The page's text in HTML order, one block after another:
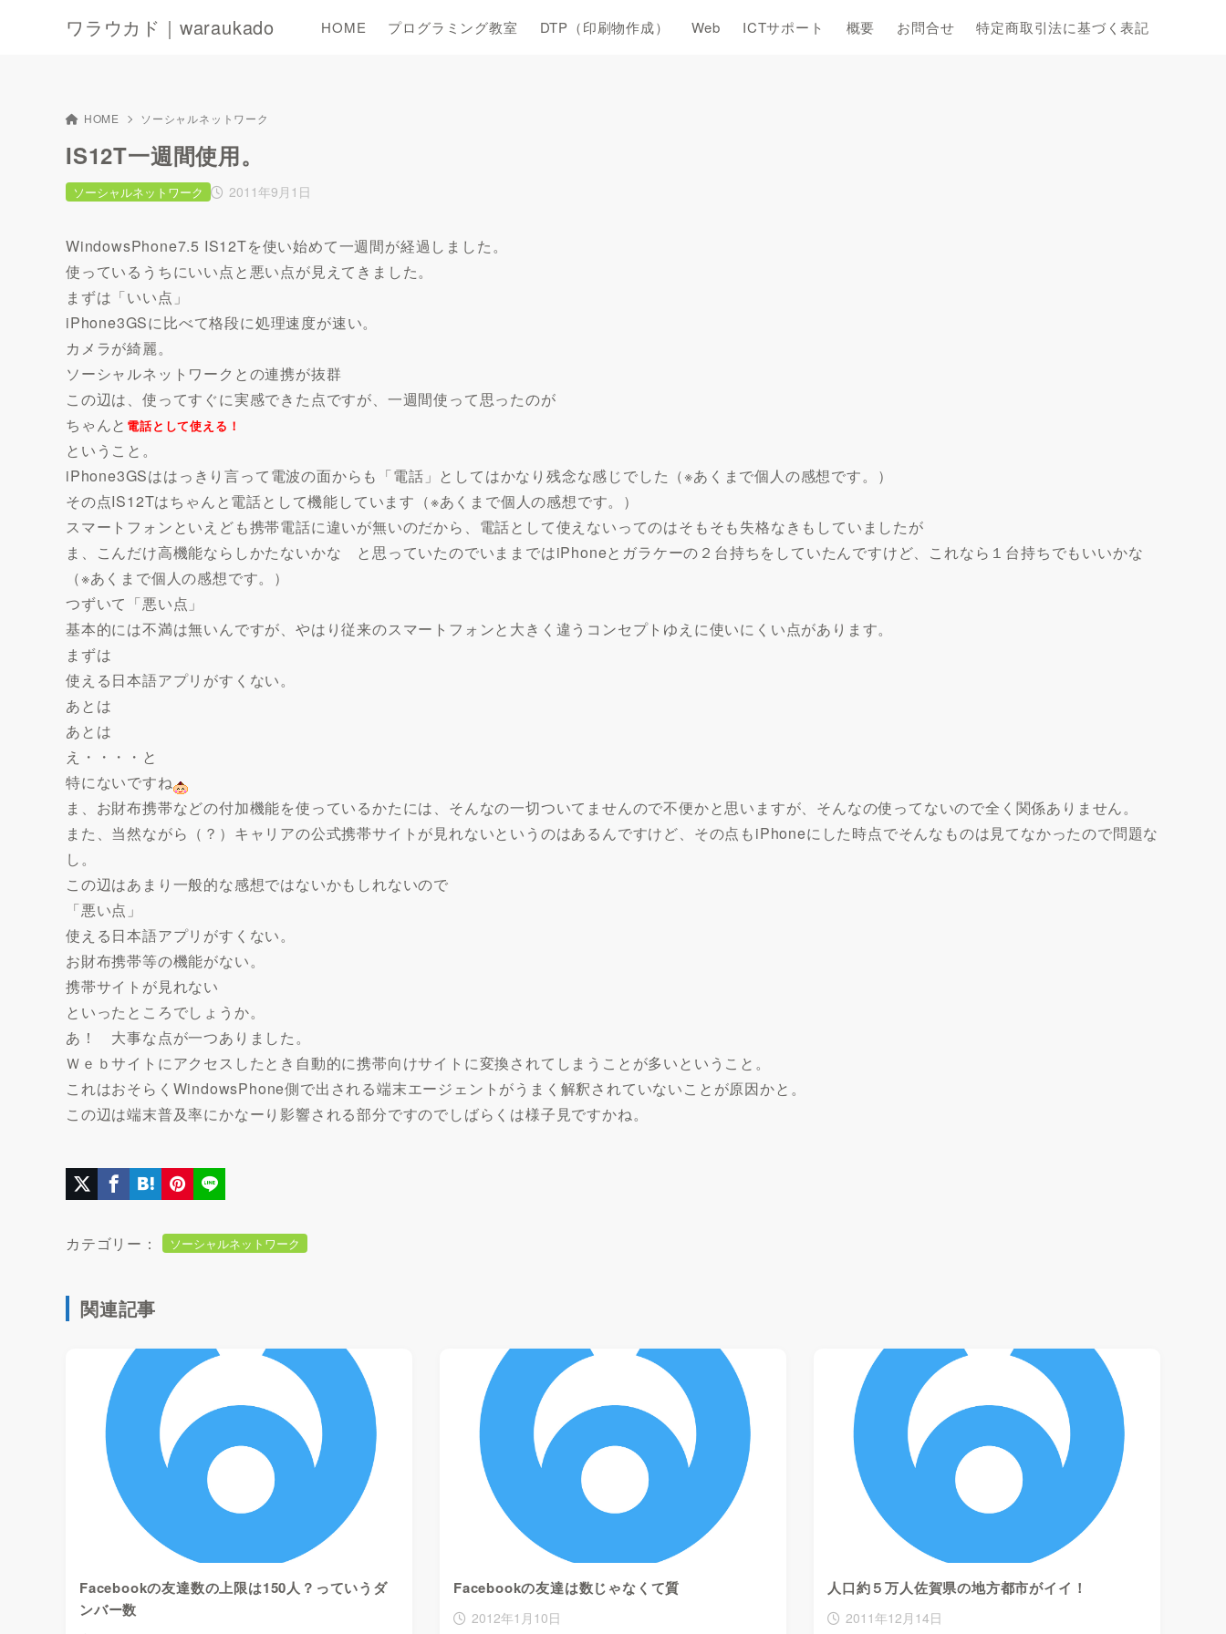
ワラウカド｜waraukado HOME プログラミング教室 DTP（印刷物作成） Web ICTサポート 概要 お問合せ 特定商取引法に基づく表記
HOME ソーシャルネットワーク
IS12T一週間使用。
2011年9月1日
ソーシャルネットワーク
WindowsPhone7.5 IS12Tを使い始めて一週間が経過しました。
使っているうちにいい点と悪い点が見えてきました。
まずは「いい点」
iPhone3GSに比べて格段に処理速度が速い。
カメラが綺麗。
ソーシャルネットワークとの連携が抜群
この辺は、使ってすぐに実感できた点ですが、一週間使って思ったのが
ちゃんと 電話として使える！
ということ。
iPhone3GSははっきり言って電波の面からも「電話」としてはかなり残念な感じでした（※あくまで個人の感想です。）
その点IS12Tはちゃんと電話として機能しています（※あくまで個人の感想です。）
スマートフォンといえども携帯電話に違いが無いのだから、電話として使えないってのはそもそも失格なきもしていましたが
ま、こんだけ高機能ならしかたないかな と思っていたのでいままではiPhoneとガラケーの２台持ちをしていたんですけど、これなら１台持ちでもいいかな
（※あくまで個人の感想です。）
つずいて「悪い点」
基本的には不満は無いんですが、やはり従来のスマートフォンと大きく違うコンセプトゆえに使いにくい点があります。
まずは
使える日本語アプリがすくない。
あとは
あとは
え・・・・と
特にないですね
ま、お財布携帯などの付加機能を使っているかたには、そんなの一切ついてませんので不便かと思いますが、そんなの使ってないので全く関係ありません。
また、当然ながら（？）キャリアの公式携帯サイトが見れないというのはあるんですけど、その点もiPhoneにした時点でそんなものは見てなかったので問題な
し。
この辺はあまり一般的な感想ではないかもしれないので
「悪い点」
使える日本語アプリがすくない。
お財布携帯等の機能がない。
携帯サイトが見れない
といったところでしょうか。
あ！ 大事な点が一つありました。
Ｗｅｂサイトにアクセスしたとき自動的に携帯向けサイトに変換されてしまうことが多いということ。
これはおそらくWindowsPhone側で出される端末エージェントがうまく解釈されていないことが原因かと。
この辺は端末普及率にかなーり影響される部分ですのでしばらくは様子見ですかね。
カテゴリー： ソーシャルネットワーク
関連記事
Facebookの友達数の上限は150人？っていうダ
ンバー数
Facebookの友達は数じゃなくて質
2012年1月10日
人口約５万人佐賀県の地方都市がイイ！
2011年12月14日